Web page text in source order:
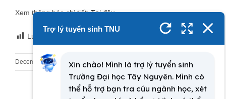
Xem thông báo chi tiết:Tại đây
Lượt xem:
December 23rd, 2025 | Tuyển sinh Sau Đại học